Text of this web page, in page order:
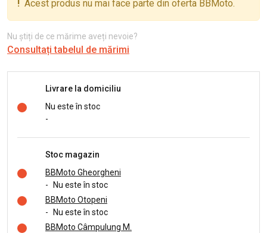
! Acest produs nu mai face parte din oferta BBMoto.
Nu știți de ce mărime aveți nevoie?
Consultați tabelul de mărimi
Livrare la domiciliu
Nu este în stoc
-
Stoc magazin
BBMoto Gheorgheni
-
Nu este în stoc
BBMoto Otopeni
-
Nu este în stoc
BBMoto Câmpulung M.